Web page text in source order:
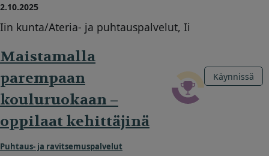
2.10.2025
Iin kunta/Ateria- ja puhtauspalvelut, Ii
Maistamalla
parempaan
kouluruokaan –
oppilaat kehittäjinä
Puhtaus- ja ravitsemuspalvelut
Käynnissä